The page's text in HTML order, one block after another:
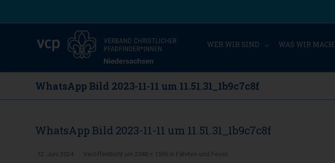
WER WIR SIND WAS WIR
WhatsApp Bild 2023-11-11 um 11.51.31_1b9c7c8f
WhatsApp Bild 2023-11-11 um 11.51.31_1b9c7c8f
Veröffentlicht
12. Juni 2024 um 2048 × 1536 in Fährten und Feuer.